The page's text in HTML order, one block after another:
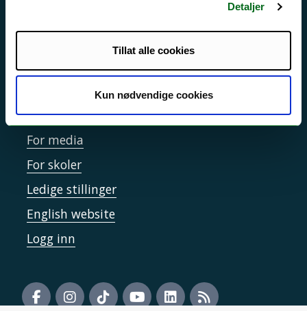
Detaljer
Tillat alle cookies
Kun nødvendige cookies
Sikkerhet, beredskap og personvern
Informasjonskapsler
Tilgjengelighetserklæring
Kontakt UiT
For media
For skoler
Ledige stillinger
English website
Logg inn